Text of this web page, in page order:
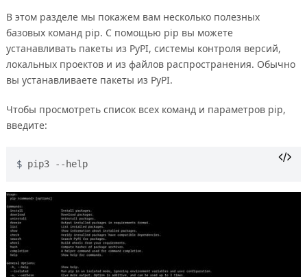
В этом разделе мы покажем вам несколько полезных
базовых команд pip. С помощью pip вы можете
устанавливать пакеты из PyPI, системы контроля версий,
локальных проектов и из файлов распространения. Обычно
вы устанавливаете пакеты из PyPI.
Чтобы просмотреть список всех команд и параметров pip,
введите:
pip3 --help